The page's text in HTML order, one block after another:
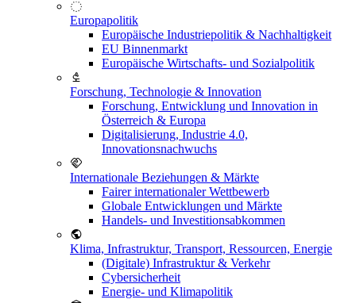
Europapolitik
Europäische Industriepolitik & Nachhaltigkeit
EU Binnenmarkt
Europäische Wirtschafts- und Sozialpolitik
Forschung, Technologie & Innovation
Forschung, Entwicklung und Innovation in
Österreich & Europa
Digitalisierung, Industrie 4.0,
Innovationsnachwuchs
Internationale Beziehungen & Märkte
Fairer internationaler Wettbewerb
Globale Entwicklungen und Märkte
Handels- und Investitionsabkommen
Klima, Infrastruktur, Transport, Ressourcen, Energie
(Digitale) Infrastruktur & Verkehr
Cybersicherheit
Energie- und Klimapolitik